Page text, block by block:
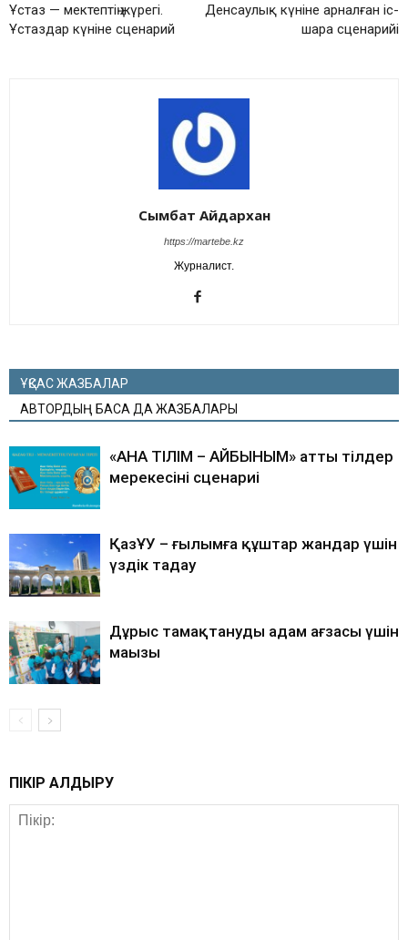
Ұстаз — мектептің жүрегі.
Ұстаздар күніне сценарий
Денсаулық күніне арналған іс-
шара сценарийі
Сымбат Айдархан
https://martebe.kz
Журналист.
ҰҚСАС ЖАЗБАЛАР
АВТОРДЫҢ БАСҚА ДА ЖАЗБАЛАРЫ
«АНА ТІЛІМ – АЙБЫНЫМ» атты тілдер
мерекесінің сценариі
ҚазҰУ – ғылымға құштар жандар үшін
үздік таңдау
Дұрыс тамақтанудың адам ағзасы үшін
маңызы
ПІКІР ҚАЛДЫРУ